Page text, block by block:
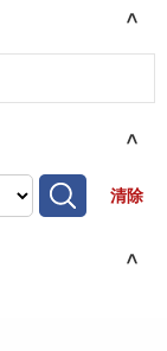
>
>
清除
>